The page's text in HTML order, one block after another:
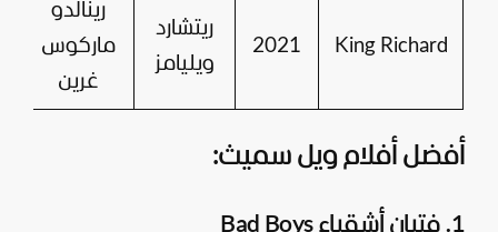
King Richard
2021
ريتشارد
ويليامز
رينالدو
ماركوس
غرين
أفضل أفلام ويل سميث:
1. فتيان أشقياء Bad Boys